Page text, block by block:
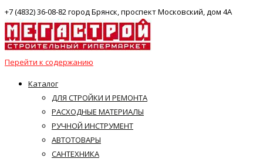
+7 (4832) 36-08-82 город Брянск, проспект Московский, дом 4А
Перейти к содержанию
Каталог
ДЛЯ СТРОЙКИ И РЕМОНТА
РАСХОДНЫЕ МАТЕРИАЛЫ
РУЧНОЙ ИНСТРУМЕНТ
АВТОТОВАРЫ
САНТЕХНИКА